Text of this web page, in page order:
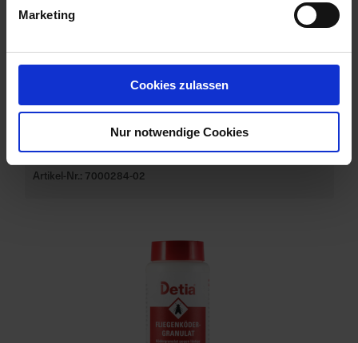
Marketing
Cookies zulassen
Nur notwendige Cookies
Permanent FliegenFalle 4 Stück
Artikel-Nr.: 7000284-02